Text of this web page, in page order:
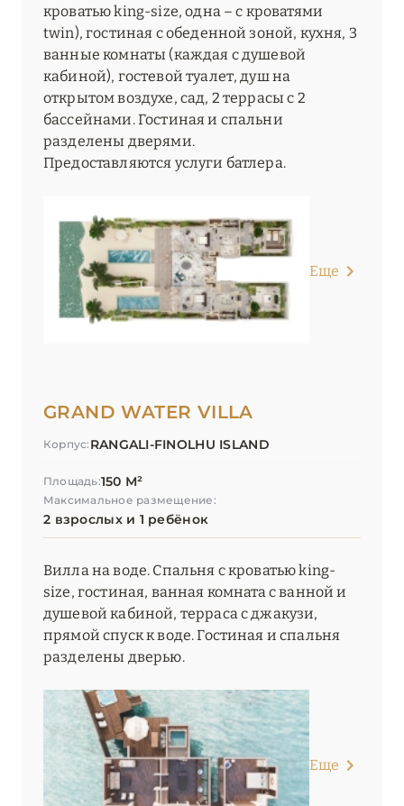
кроватью king-size, одна – с кроватями
twin), гостиная с обеденной зоной, кухня, 3
ванные комнаты (каждая с душевой
кабиной), гостевой туалет, душ на
открытом воздухе, сад, 2 террасы с 2
бассейнами. Гостиная и спальни
разделены дверями.
Предоставляются услуги батлера.
Еще
GRAND WATER VILLA
Корпус: RANGALI-FINOLHU ISLAND
Площадь:150 М²
Максимальное размещение:
2 взрослых и 1 ребёнок
Вилла на воде. Спальня с кроватью king-
size, гостиная, ванная комната с ванной и
душевой кабиной, терраса с джакузи,
прямой спуск к воде. Гостиная и спальня
разделены дверью.
Еще